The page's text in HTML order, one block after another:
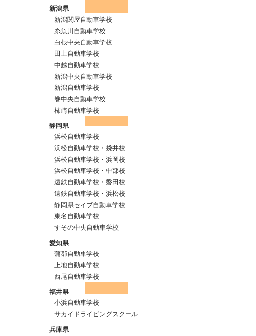
新潟県
新潟関屋自動車学校
糸魚川自動車学校
白根中央自動車学校
田上自動車学校
中越自動車学校
新潟中央自動車学校
新潟自動車学校
巻中央自動車学校
柿崎自動車学校
静岡県
浜松自動車学校
浜松自動車学校・袋井校
浜松自動車学校・浜岡校
浜松自動車学校・中部校
遠鉄自動車学校・磐田校
遠鉄自動車学校・浜松校
静岡県セイブ自動車学校
東名自動車学校
すその中央自動車学校
愛知県
蒲郡自動車学校
上地自動車学校
西尾自動車学校
福井県
小浜自動車学校
サカイドライビングスクール
兵庫県